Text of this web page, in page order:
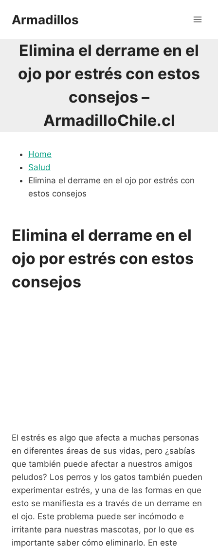
Armadillos
Elimina el derrame en el
ojo por estrés con estos
consejos –
ArmadilloChile.cl
Home
Salud
Elimina el derrame en el ojo por estrés con
estos consejos
Elimina el derrame en el
ojo por estrés con estos
consejos
El estrés es algo que afecta a muchas personas
en diferentes áreas de sus vidas, pero ¿sabías
que también puede afectar a nuestros amigos
peludos? Los perros y los gatos también pueden
experimentar estrés, y una de las formas en que
esto se manifiesta es a través de un derrame en
el ojo. Este problema puede ser incómodo e
irritante para nuestras mascotas, por lo que es
importante saber cómo eliminarlo. En este